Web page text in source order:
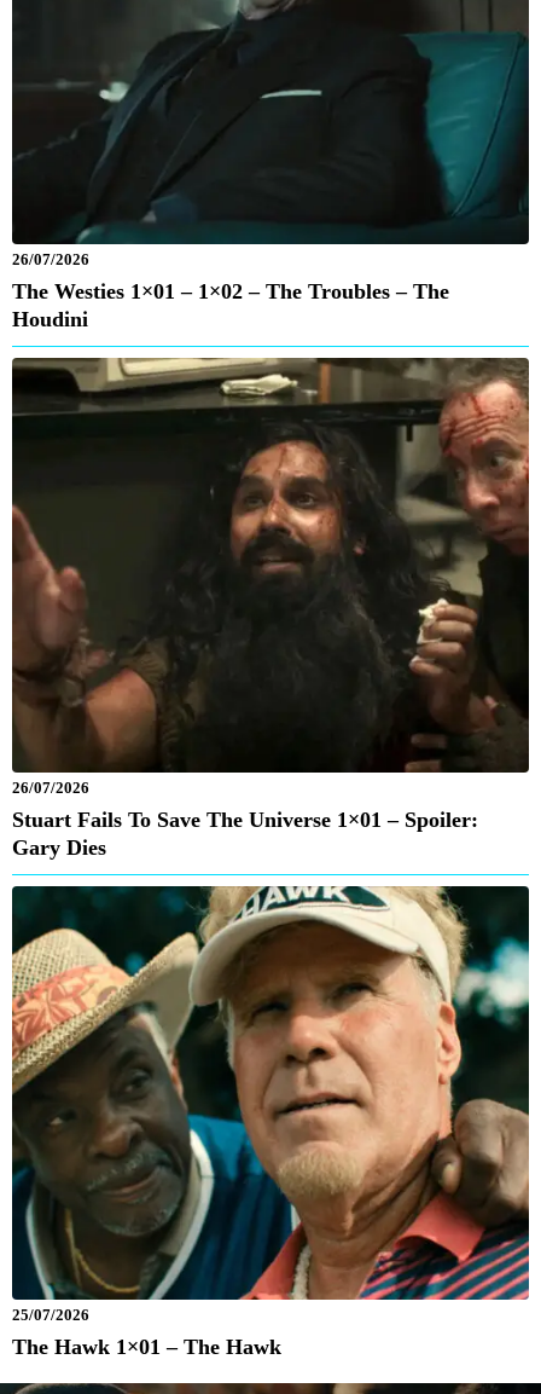
26/07/2026
The Westies 1×01 – 1×02 – The Troubles – The
Houdini
26/07/2026
Stuart Fails To Save The Universe 1×01 – Spoiler:
Gary Dies
25/07/2026
The Hawk 1×01 – The Hawk